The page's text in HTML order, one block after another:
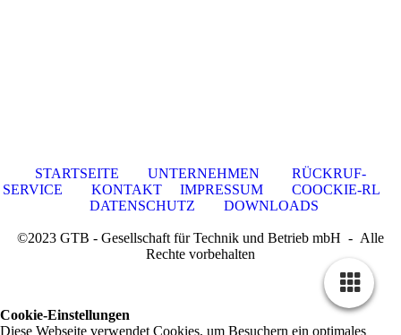
STARTSEITE UNTERNEHMEN
RÜCKRUF-
SERVICE
KONTAKT IMPRESSUM
COOCKIE-RL
DATENSCHUTZ
DOWNLOADS
©2023 GTB - Gesellschaft für Technik und Betrieb mbH ‐ Alle
Rechte vorbehalten
Cookie-Einstellungen
Diese Webseite verwendet Cookies, um Besuchern ein optimales